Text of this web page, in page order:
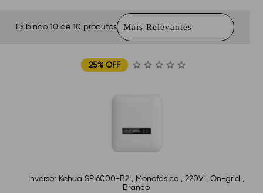
Exibindo 10 de 10 produtos
25% OFF
Inversor Kehua SPI6000-B2 , Monofásico , 220V , On-grid ,
Branco